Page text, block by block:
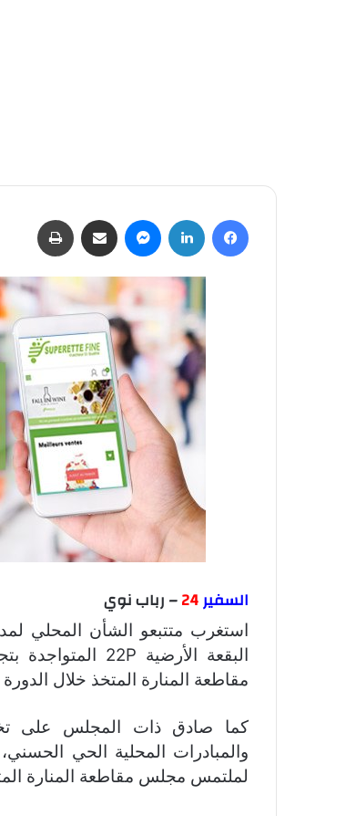
فيسبوك لينكدإن ماسنجر مشاركة عبر البريد
السفير – رباب نوي
استغرب متتبعو الشأن المحلي
مقاطعة المنارة المتخذ خلال الدورة
كما صادق ذات المجلس على
لملتمس مجلس مقاطعة المنارة